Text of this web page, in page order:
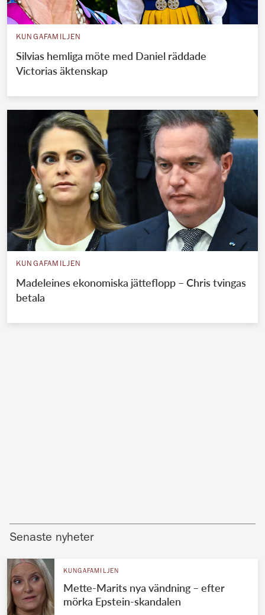
KUNGAFAMILJEN
Silvias hemliga möte med Daniel räddade
Victorias äktenskap
KUNGAFAMILJEN
Madeleines ekonomiska jätteflopp – Chris tvingas
betala
Senaste nyheter
KUNGAFAMILJEN
Mette-Marits nya vändning – efter
mörka Epstein-skandalen